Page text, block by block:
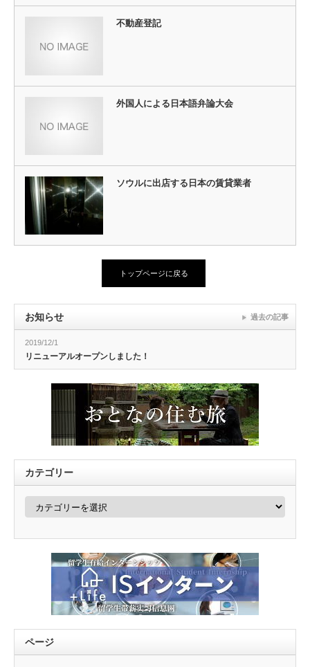
不動産登記
外国人による日本語弁論大会
ソウルに出店する日本の賃貸業者
トップページに戻る
お知らせ
2019/12/1
リニューアルオープンしました！
過去の記事
カテゴリー
カ
ー
ページ